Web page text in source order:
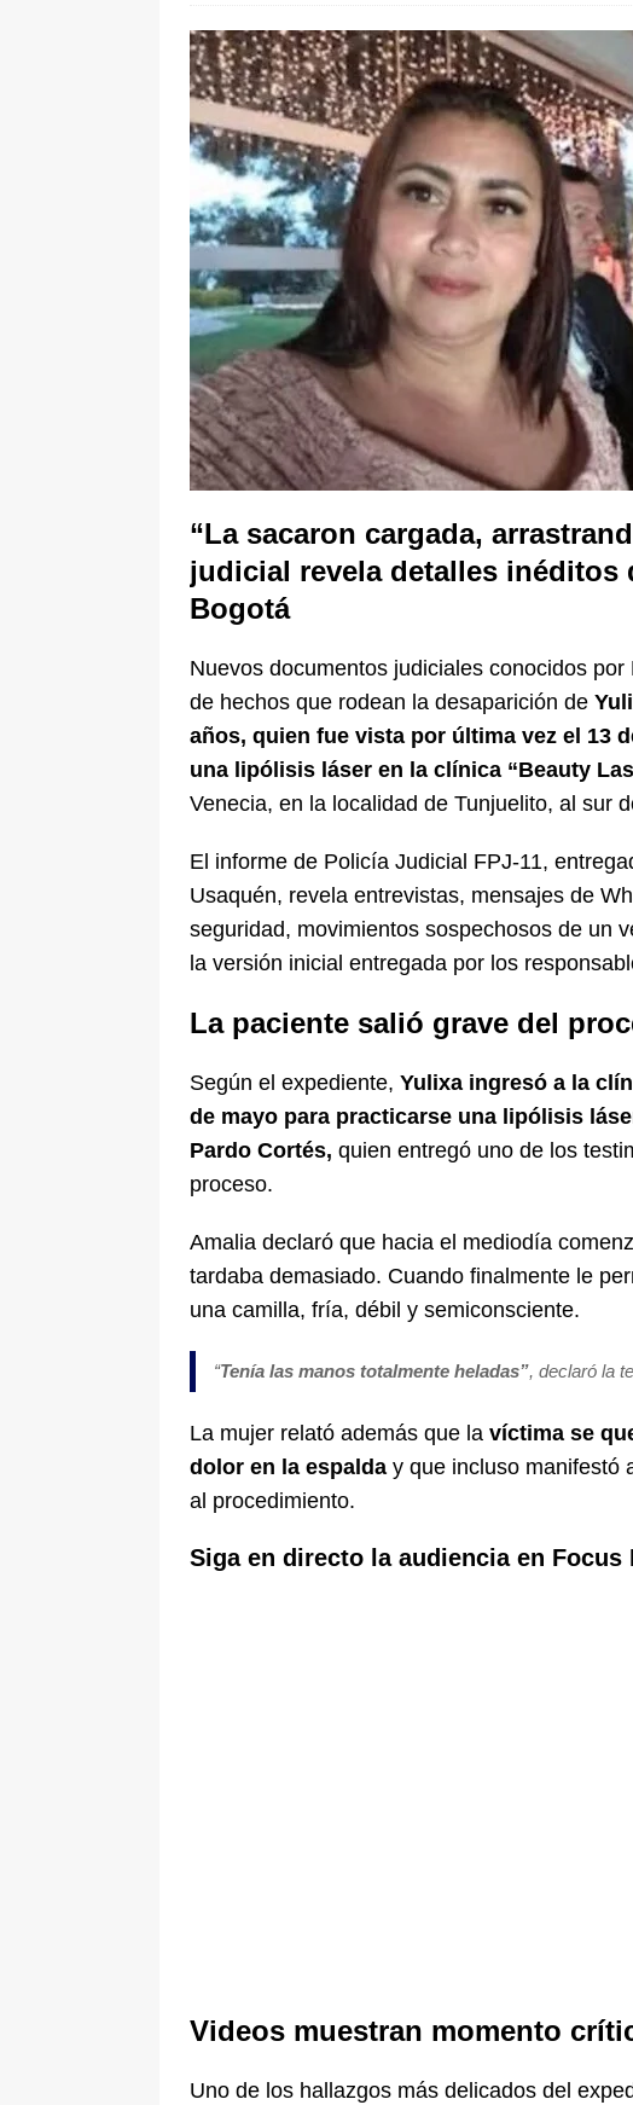
[ 6 de agosto de 2026 ] Tribunal niega medida
en Cali JUDICIALES
“La sacaron cargada,
judicial revela detalles inéditos
Bogotá
Nuevos documentos judiciales conocidos
de hechos que rodean la desaparición de
años, quien fue vista por última vez el 13
una lipólisis láser en la clínica “Beauty
Venecia, en la localidad de Tunjuelito, al sur
El informe de Policía Judicial FPJ-11,
Usaquén, revela entrevistas, mensajes de
seguridad, movimientos sospechosos de un
la versión inicial entregada por los
La paciente salió grave del
Según el expediente, Yulixa ingresó a la
de mayo para practicarse una lipólisis
Pardo Cortés, quien entregó uno de los
proceso.
Amalia declaró que hacia el mediodía
tardaba demasiado. Cuando finalmente le
una camilla, fría, débil y semiconsciente.
“Tenía las manos totalmente heladas”, declaró la
La mujer relató además que la víctima se
dolor en la espalda y que incluso manifestó
al procedimiento.
Siga en directo la audiencia en Focus
Videos muestran momento
Uno de los hallazgos más delicados del